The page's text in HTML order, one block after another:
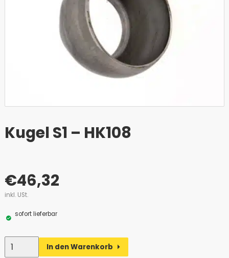
Kugel S1 – HK108
€46,32
inkl. USt.
sofort lieferbar
Anzahl
In den Warenkorb